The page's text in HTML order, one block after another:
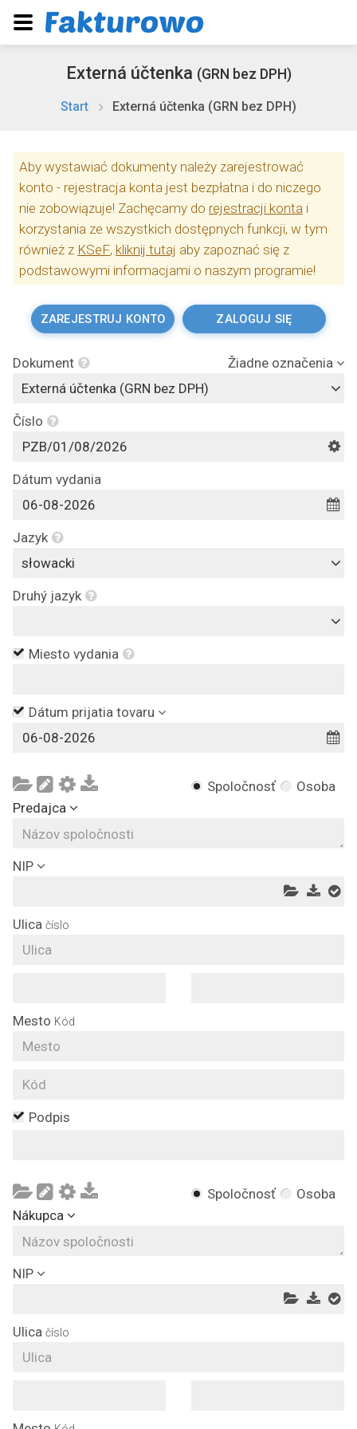
Externá účtenka (GRN bez DPH)
Start Externá účtenka (GRN bez DPH)
Aby wystawiać dokumenty należy zarejestrować
konto - rejestracja konta jest bezpłatna i do niczego
nie zobowiązuje! Zachęcamy do rejestracji konta i
korzystania ze wszystkich dostępnych funkcji, w tym
również z KSeF, kliknij tutaj aby zapoznać się z
podstawowymi informacjami o naszym programie!
ZAREJESTRUJ KONTO ZALOGUJ SIĘ
Dokument
Žiadne označenia
Externá účtenka (GRN bez DPH)
Číslo
Dátum vydania
Jazyk
słowacki
Druhý jazyk
Miesto vydania
Dátum prijatia tovaru
Spoločnosť
Osoba
Predajca
NIP
Ulica číslo
Mesto Kód
Podpis
Spoločnosť
Osoba
Nákupca
NIP
Ulica číslo